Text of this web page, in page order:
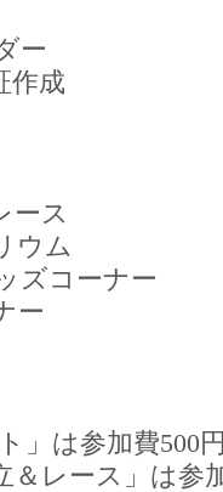
ー
作成
ース
ウム
ズコーナー
ー
」は参加費500
＆レース」は参